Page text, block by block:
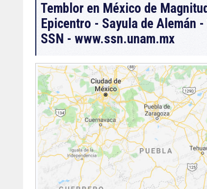
Temblor en México de
Epicentro - Sayula de Alemán
SSN - www.ssn.unam.mx